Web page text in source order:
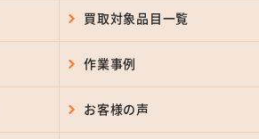
買取対象品目一覧
作業事例
お客様の声